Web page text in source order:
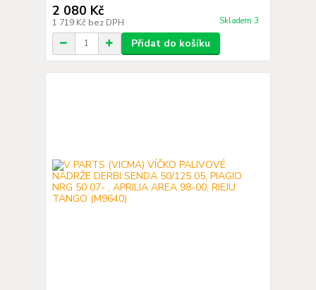
2 080 Kč
1 719 Kč bez DPH Skladem 3
Přidat do košíku